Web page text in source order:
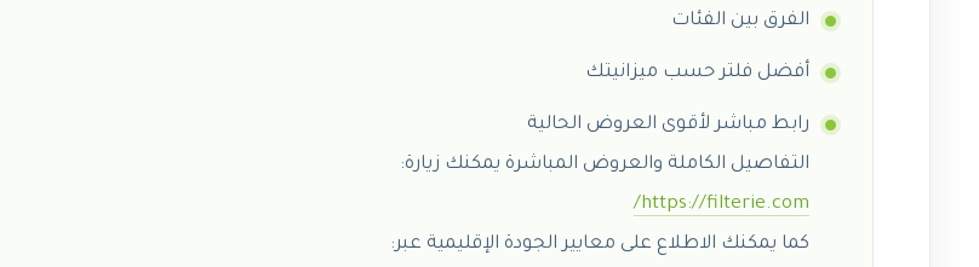
الفرق بين الفئات
أفضل فلتر حسب ميزانيتك
رابط مباشر لأقوى العروض الحالية
التفاصيل الكاملة والعروض المباشرة يمكنك زيارة:
https://filterie.com/
كما يمكنك الاطلاع على معايير الجودة الإقليمية عبر: